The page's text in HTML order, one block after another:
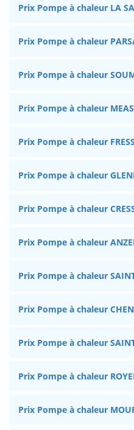
Prix Pompe à chaleur LA
Prix Pompe à chaleur
Prix Pompe à chaleur
Prix Pompe à chaleur
Prix Pompe à chaleur
Prix Pompe à chaleur
Prix Pompe à chaleur
Prix Pompe à chaleur
Prix Pompe à chaleur
Prix Pompe à chaleur
Prix Pompe à chaleur
Prix Pompe à chaleur
Prix Pompe à chaleur